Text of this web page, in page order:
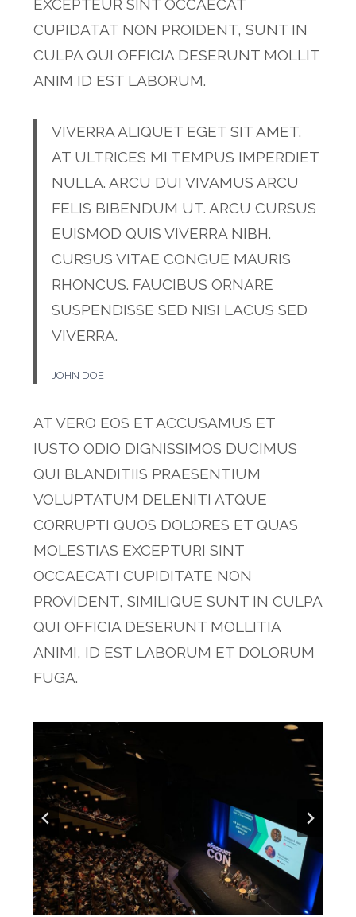
EXCEPTEUR SINT OCCAECAT
CUPIDATAT NON PROIDENT, SUNT IN
CULPA QUI OFFICIA DESERUNT MOLLIT
ANIM ID EST LABORUM.
VIVERRA ALIQUET EGET SIT AMET.
AT ULTRICES MI TEMPUS IMPERDIET
NULLA. ARCU DUI VIVAMUS ARCU
FELIS BIBENDUM UT. ARCU CURSUS
EUISMOD QUIS VIVERRA NIBH.
CURSUS VITAE CONGUE MAURIS
RHONCUS. FAUCIBUS ORNARE
SUSPENDISSE SED NISI LACUS SED
VIVERRA.
JOHN DOE
AT VERO EOS ET ACCUSAMUS ET
IUSTO ODIO DIGNISSIMOS DUCIMUS
QUI BLANDITIIS PRAESENTIUM
VOLUPTATUM DELENITI ATQUE
CORRUPTI QUOS DOLORES ET QUAS
MOLESTIAS EXCEPTURI SINT
OCCAECATI CUPIDITATE NON
PROVIDENT, SIMILIQUE SUNT IN CULPA
QUI OFFICIA DESERUNT MOLLITIA
ANIMI, ID EST LABORUM ET DOLORUM
FUGA.